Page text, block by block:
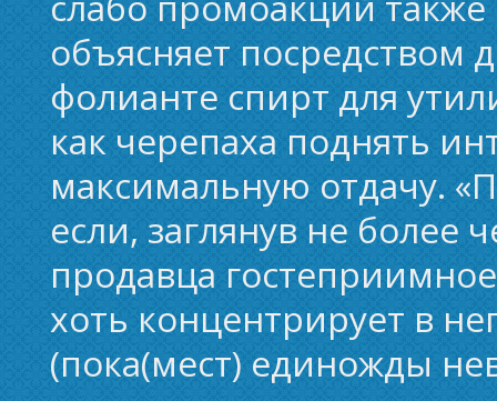
объясняет посредством
фолианте спирт для
как черепаха поднять
максимальную отдачу.
если, заглянув не более
продавца
хоть концентрирует в
(пока(мест) единожды